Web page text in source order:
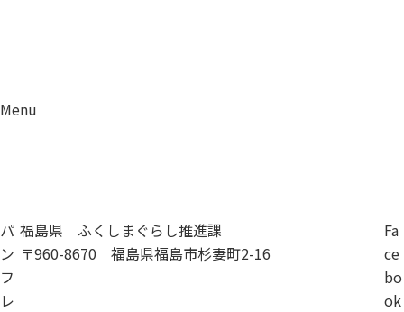
Menu
パ
ン
フ
レ
福島県 ふくしまぐらし推進課
〒960-8670 福島県福島市杉妻町2-16
Fa
ce
bo
ok